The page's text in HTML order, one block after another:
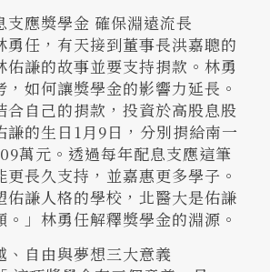
支應獎學金 確保淵遠流長
勇任，有天接到董事長洪嘉聰的
佑謙的故事並要支持捐款。林勇
，如何讓獎學金的影響力延長。
合自己的捐款，投資於高股息股
謙的生日1月9日，分別捐給南一
萬元。透過每年配息支應這筆
更長久支持，並嘉惠更多學子。
佑謙人格的學校，北醫大是佑謙
」林勇任解釋獎學金的淵源。
、自由與夢想三大意義